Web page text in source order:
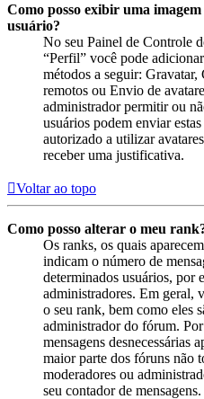
Como posso exibir uma
usuário?
No seu Painel de Controle
“Perfil” você pode
métodos a seguir: Gravatar,
remotos ou Envio de
administrador permitir ou
usuários podem enviar
autorizado a utilizar
receber uma justificativa.
Voltar ao topo
Como posso alterar o meu
Os ranks, os quais
indicam o número de
determinados usuários, por
administradores. Em geral,
o seu rank, bem como eles
administrador do fórum.
mensagens desnecessárias
maior parte dos fóruns não
moderadores ou
seu contador de mensagens.